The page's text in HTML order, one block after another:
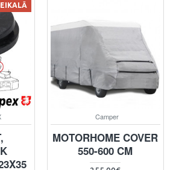
Camper
MOTORHOME COVER
550-600 CM